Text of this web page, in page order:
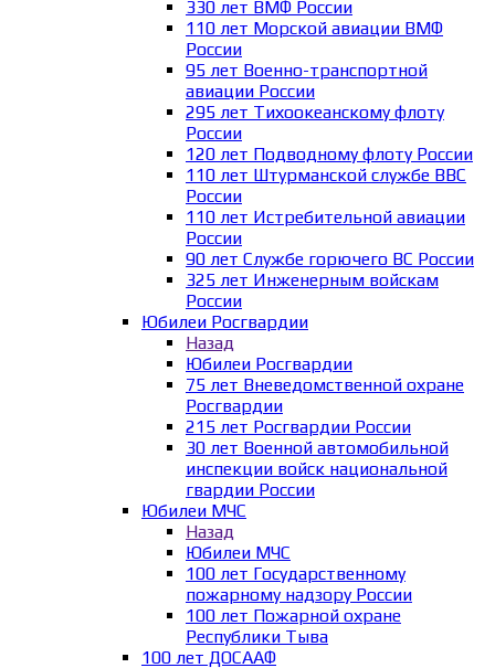
330 лет ВМФ России
110 лет Морской авиации ВМФ
России
95 лет Военно-транспортной
авиации России
295 лет Тихоокеанскому флоту
России
120 лет Подводному флоту России
110 лет Штурманской службе ВВС
России
110 лет Истребительной авиации
России
90 лет Службе горючего ВС России
325 лет Инженерным войскам
России
Юбилеи Росгвардии
Назад
Юбилеи Росгвардии
75 лет Вневедомственной охране
Росгвардии
215 лет Росгвардии России
30 лет Военной автомобильной
инспекции войск национальной
гвардии России
Юбилеи МЧС
Назад
Юбилеи МЧС
100 лет Государственному
пожарному надзору России
100 лет Пожарной охране
Республики Тыва
100 лет ДОСААФ